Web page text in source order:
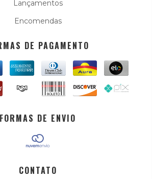
Lançamentos
Encomendas
DE PAGAMENTO
FORMAS DE ENVIO
CONTATO